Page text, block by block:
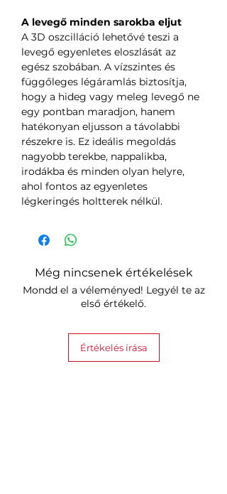
A levegő minden sarokba eljut
A 3D oszcilláció lehetővé teszi a
levegő egyenletes eloszlását az
egész szobában. A vízszintes és
függőleges légáramlás biztosítja,
hogy a hideg vagy meleg levegő ne
egy pontban maradjon, hanem
hatékonyan eljusson a távolabbi
részekre is. Ez ideális megoldás
nagyobb terekbe, nappalikba,
irodákba és minden olyan helyre,
ahol fontos az egyenletes
légkeringés holtterek nélkül.
Még nincsenek értékelések
Mondd el a véleményed! Legyél te az
első értékelő.
Értékelés írása